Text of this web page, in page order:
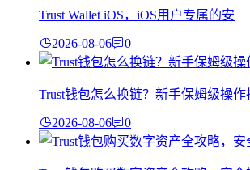
Trust Wallet iOS，iOS用户专属的安
2026-08-06 0
Trust钱包怎么换链？新手保姆级操作
2026-08-06 0